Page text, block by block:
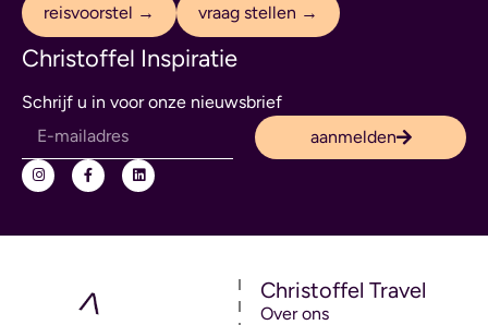
reisvoorstel → vraag stellen →
Christoffel Inspiratie
Schrijf u in voor onze nieuwsbrief
aanmelden
Christoffel Travel
Over ons